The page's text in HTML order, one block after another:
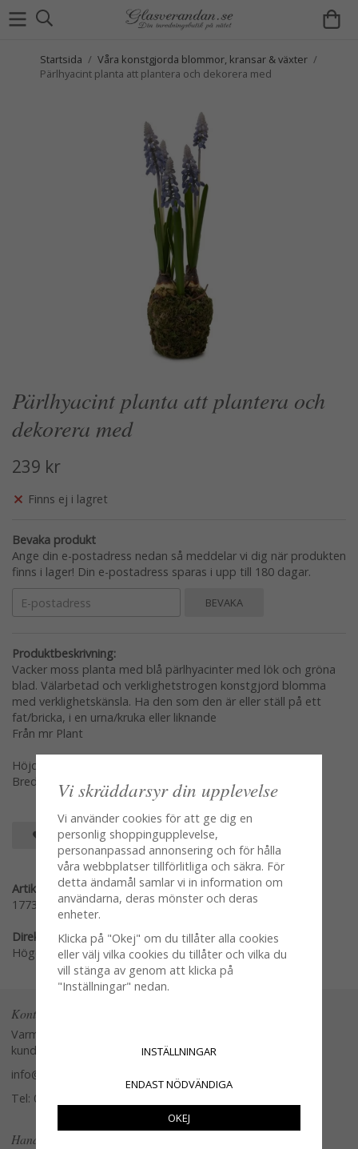
Startsida / Våra konstgjorda blommor, kransar & växter /
Pärlhyacint planta att plantera och dekorera med
Pärlhyacint planta att plantera och
dekorera med
239 kr
Finns ej i lagret
Bevaka produkt
Ange din e-postadress nedan så meddelar vi dig när produkten
finns i lager! Din e-postadress sparas i upp till 180 dagar.
BEVAKA
Produktbeskrivning:
Vacker moss planta med blå pärlhyacinter med lök och gröna
blad. Välarbetad och verklighetstrogen konstgjord blomma
med verklighetskänsla. Ha den som den är eller ställ på ett
fat/bricka, i en urna/kruka eller liknande
Från mr Plant
Höjd: ca 29 cm
Bredd: ca 7 cm
SPARA SOM FAVORIT
Artikelnummer:
1773-60-1
Direktlänk:
Högerklicka och kopiera adressen
Kontakta oss
Varmt välkommen att kontakta vår
kundtjänst.
info@glasverandan.se
Tel: 079-3495968
Handla
Vi skräddarsyr din upplevelse
Vi använder cookies för att ge dig en
personlig shoppingupplevelse,
personanpassad annonsering och för hålla
våra webbplatser tillförlitliga och säkra. För
detta ändamål samlar vi in information om
användarna, deras mönster och deras
enheter.
Klicka på "Okej" om du tillåter alla cookies
eller välj vilka cookies du tillåter och vilka du
vill stänga av genom att klicka på
"Inställningar" nedan.
INSTÄLLNINGAR
ENDAST NÖDVÄNDIGA
OKEJ